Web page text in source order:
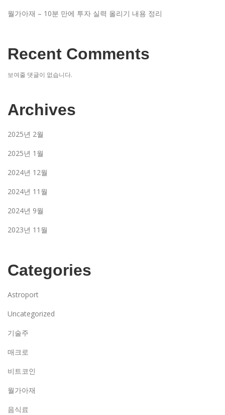
월가아재 – 10분 만에 투자 실력 올리기 내용 정리
Recent Comments
보여줄 댓글이 없습니다.
Archives
2025년 2월
2025년 1월
2024년 12월
2024년 11월
2024년 9월
2023년 11월
Categories
Astroport
Uncategorized
기술주
매크로
비트코인
월가아재
음식료